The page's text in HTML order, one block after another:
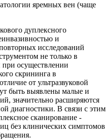
яремных вен (чаще
дуплексного
и
исследований
не только в
осуществлении
скрининга в
от ультразвуковой
быть выявлены малые и
значительно расширяются
диагностики. В связи с этим
сканирование -
без клинических симптомов